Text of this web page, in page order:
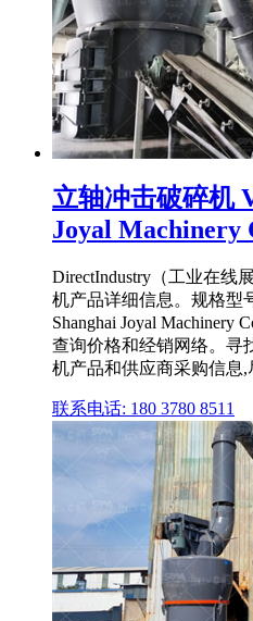
立轴冲击破碎机
Joyal Machinery
DirectIndustry（工业在线
机产品详细信息。规格型
Shanghai Joyal Machinery
查询价格和经销网络。寻
机产品和供应商采购信息,
联系电话: 180 3780 8511